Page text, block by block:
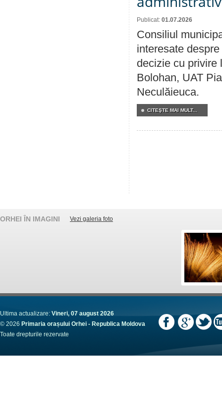
Publicat: 01.07.2026
Consiliul
interesate
decizie cu privire
Bolohan, UAT
Neculăieuca.
CITEŞTE MAI MULT...
ORHEI ÎN IMAGINI Vezi galeria foto
Ultima actualizare: Vineri, 07 august 2026
© 2026 Primaria orașului Orhei - Republica Moldova
Toate drepturile rezervate